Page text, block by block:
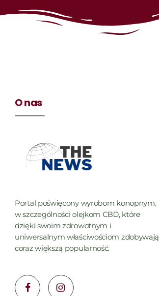
O nas
Portal poświęcony wyrobom konopnym,
w szczególności olejkom CBD, które
dzięki swoim zdrowotnym i
uniwersalnym właściwościom zdobywają
coraz większą popularność.